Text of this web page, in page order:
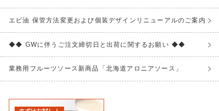
エビ油 保管方法変更および個装デザインリニューアルのご案内
◆◆ GWに伴うご注文締切日と出荷に関するお願い ◆◆
業務用フルーツソース新商品「北海道アロニアソース」